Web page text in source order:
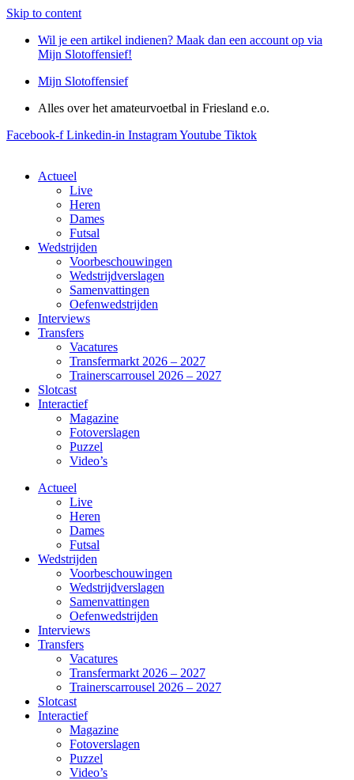
Skip to content
Wil je een artikel indienen? Maak dan een account op via
Mijn Slotoffensief!
Mijn Slotoffensief
Alles over het amateurvoetbal in Friesland e.o.
Facebook-f Linkedin-in InstagramYoutube Tiktok
Actueel
Live
Heren
Dames
Futsal
Wedstrijden
Voorbeschouwingen
Wedstrijdverslagen
Samenvattingen
Oefenwedstrijden
Interviews
Transfers
Vacatures
Transfermarkt 2026 – 2027
Trainerscarrousel 2026 – 2027
Slotcast
Interactief
Magazine
Fotoverslagen
Puzzel
Video’s
Actueel
Live
Heren
Dames
Futsal
Wedstrijden
Voorbeschouwingen
Wedstrijdverslagen
Samenvattingen
Oefenwedstrijden
Interviews
Transfers
Vacatures
Transfermarkt 2026 – 2027
Trainerscarrousel 2026 – 2027
Slotcast
Interactief
Magazine
Fotoverslagen
Puzzel
Video’s